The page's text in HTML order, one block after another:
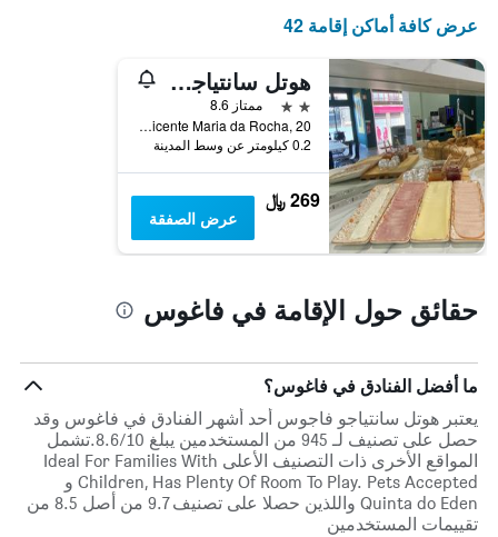
عرض كافة أماكن إقامة 42
هوتل سانتياجو فاجوس
2 نجمتين
ممتاز 8.6
Rua Padre Vicente Maria da Rocha, 20, فاغوس, محافظة أفييرو, البرتغال
0.2 كيلومتر عن وسط المدينة
269 ﷼
عرض الصفقة
حقائق حول الإقامة في فاغوس
ما أفضل الفنادق في فاغوس؟
يعتبر هوتل سانتياجو فاجوس أحد أشهر الفنادق في فاغوس وقد
حصل على تصنيف لـ 945 من المستخدمين يبلغ 8.6/10.تشمل
المواقع الأخرى ذات التصنيف الأعلى Ideal For Families With
Children, Has Plenty Of Room To Play. Pets Accepted و
Quinta do Eden واللذين حصلا على تصنيف 9.7 من أصل 8.5 من
تقييمات المستخدمين